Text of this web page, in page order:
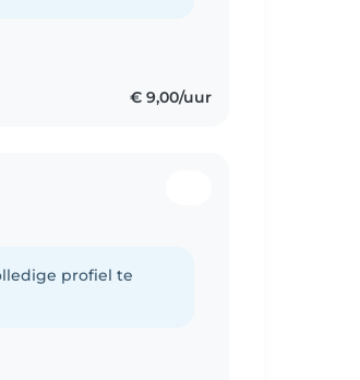
€ 9,00/uur
profiel te